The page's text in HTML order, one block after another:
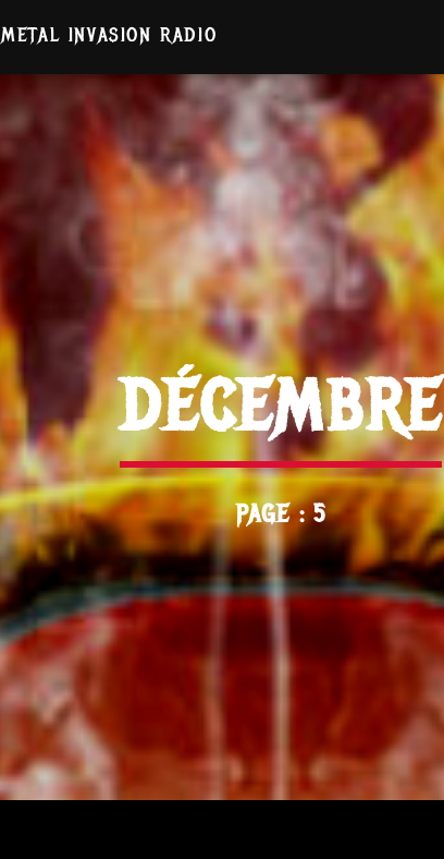
METAL INVASION RADIO
DÉCEMBRE
PAGE : 5